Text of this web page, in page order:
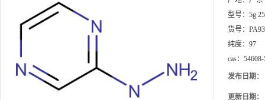
型号： 5g
货号：
纯度： 97
cas：
发布日期：
更新日期：